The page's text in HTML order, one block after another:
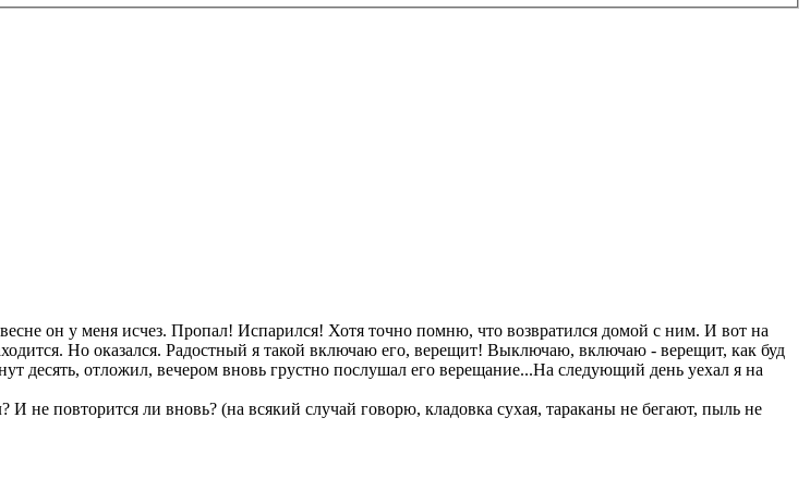
он у меня исчез. Пропал! Испарился! Хотя точно помню, что возвратился домой с ним. И вот на
Но оказался. Радостный я такой включаю его, верещит! Выключаю, включаю - верещит, как буд
десять, отложил, вечером вновь грустно послушал его верещание...На следующий день уехал я на
не повторится ли вновь? (на всякий случай говорю, кладовка сухая, тараканы не бегают, пыль не